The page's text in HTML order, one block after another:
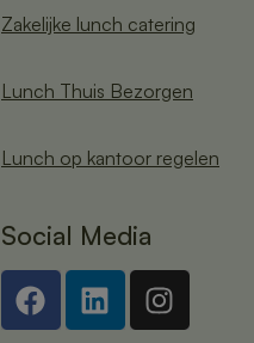
Zakelijke lunch catering
Lunch Thuis Bezorgen
Lunch op kantoor regelen
Social Media